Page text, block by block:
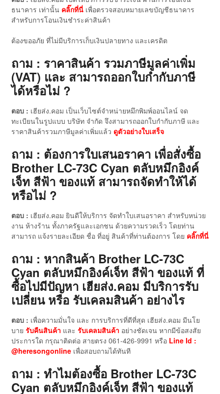
ธนาคาร เท่านั้น คลิ๊กที่นี่เพื่อตรวจสอบหมายเลขบัญชีธนาคาร
สำหรับการโอนเงินชำระค่าสินค้า
ต้องขออภัย ที่ไม่มีบริการเก็บเงินปลายทาง และเครดิต
ถาม : ราคาสินค้า รวมภาษีมูลค่าเพิ่ม
(VAT) และ สามารถออกใบกำกับภาษี
ได้หรือไม่ ?
ตอบ : เฮียส่ง.คอม เป็นเว็บไซต์จำหน่ายหมึกพิมพ์ออนไลน์ จด
ทะเบียนในรูปแบบ บริษัท จำกัด จึงสามารถออกใบกำกับภาษี และ
ราคาสินค้ารวมภาษีมูลค่าเพิ่มแล้ว ดูตัวอย่างใบเสร็จ
ถาม : ต้องการใบเสนอราคา เพื่อสั่งซื้อ
Brother LC-73C Cyan ตลับหมึกอิงค์
เจ็ท สีฟ้า ของแท้ สามารถจัดทำให้ได้
หรือไม่ ?
ตอบ : เฮียส่ง.คอม ยินดีให้บริการ จัดทำใบเสนอราคา สำหรับหน่วย
งาน ห้างร้าน ทั้งภาครัฐและเอกชน ด้วยความรวดเร็ว โดยท่าน
สามารถ แจ้งรายละเอียด ชื่อ ที่อยู่ สินค้าที่ท่านต้องการ โดย คลิ๊กที่นี่
ถาม : หากสินค้า Brother LC-73C
Cyan ตลับหมึกอิงค์เจ็ท สีฟ้า ของแท้ ที่
ซื้อไปมีปัญหา เฮียส่ง.คอม มีบริการรับ
เปลี่ยน หรือ รับเคลมสินค้า อย่างไร
ตอบ : เพื่อความมั่นใจ และ การบริการที่ดีที่สุด เฮียส่ง.คอม มีนโย
บาย รับคืนสินค้า และ รับเคลมสินค้า อย่างชัดเจน หากมีข้อสงสัย
ประการใด กรุณาติดต่อ สายตรง 061-426-9991 หรือ Line Id :
@heresongonlineเพื่อสอบถามได้ทันที
ถาม : ทำไมต้องซื้อ Brother LC-73C
Cyan ตลับหมึกอิงค์เจ็ท สีฟ้า ของแท้